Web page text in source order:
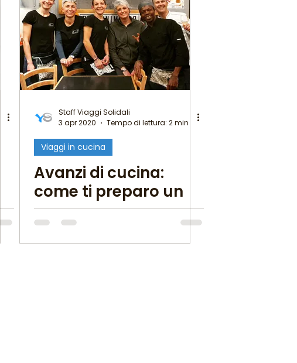
Staff Viaggi Solidali
3 apr 2020
Tempo di lettura: 2 min
Viaggi in cucina
Avanzi di cucina:
come ti preparo un
piatto con il frigo
mezzo vuoto!!!